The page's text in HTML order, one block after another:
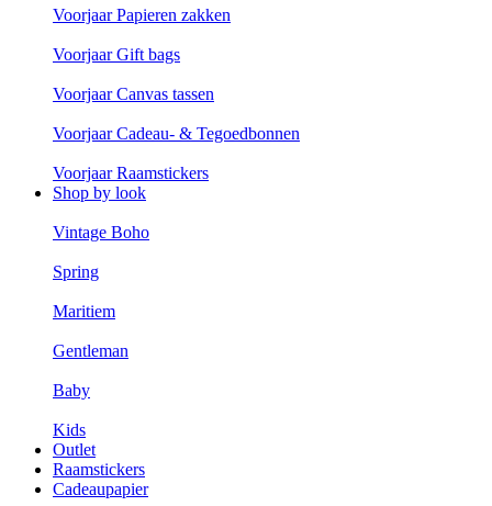
Voorjaar Papieren zakken
Voorjaar Gift bags
Voorjaar Canvas tassen
Voorjaar Cadeau- & Tegoedbonnen
Voorjaar Raamstickers
Shop by look
Vintage Boho
Spring
Maritiem
Gentleman
Baby
Kids
Outlet
Raamstickers
Cadeaupapier